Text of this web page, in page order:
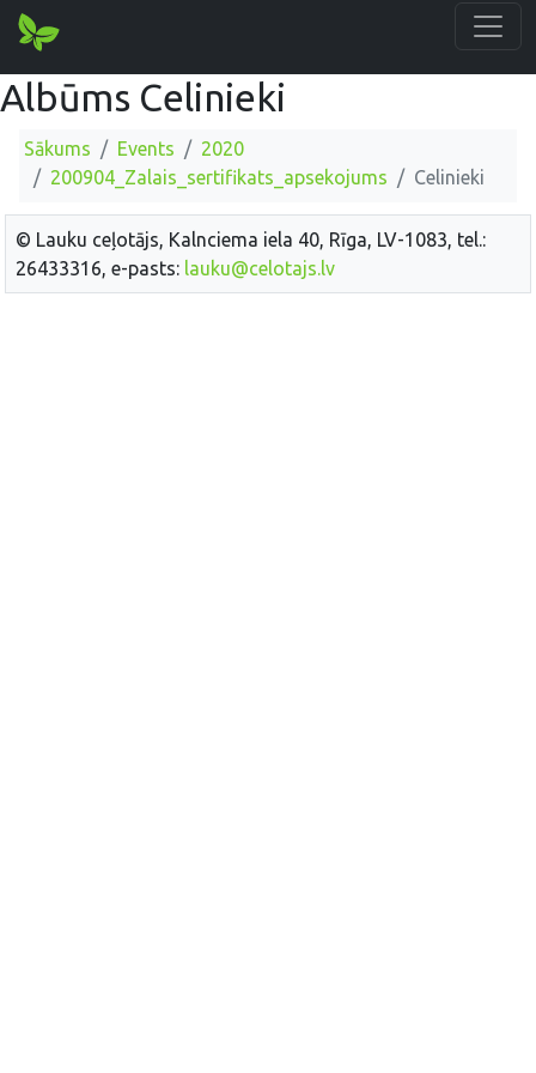
Albūms Celinieki
Sākums Events
2020
200904_Zalais_sertifikats_apsekojums
Celinieki
© Lauku ceļotājs, Kalnciema iela 40, Rīga, LV-1083, tel.:
26433316, e-pasts: lauku@celotajs.lv